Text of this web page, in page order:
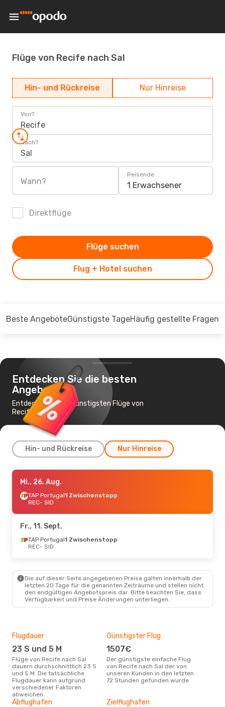
Flüge von Recife nach Sal
Hin- und Rückreise Nur Hinreise
Von?
Recife
Nach?
Sal
Wann?
Reisende
1 Erwachsener
Direktflüge
Flug + Hotel suchen
Flüge suchen
Beste AngeboteGünstigste TageHäufig gestellte Fragen
Entdecken Sie die besten
Angebote
Entdecken Sie die günstigsten Flüge von
Recife nach Sal
Hin- und Rückreise Nur Hinreise
Mi., 21. Okt.- Sa., 24. Okt.
TAP Portugal
1 Zwischenstopp
TAP Portugal
1 Zwischenstopp
SID - REC
1 Zwischenstopp
REC- SID
TAP Portugal
1 Zwischenstopp
SID- REC
TAP Portugal
1 Zwischenstopp
REC - SID
TAP Portugal
1 Zwischenstopp
SID - REC
Mi., 9. Sept. - Mo., 14. Sept.
Mi., 26. Aug.
TAP Portugal1 Zwischenstopp
REC- SID
Fr., 11. Sept.
TAP Portugal1 Zwischenstopp
REC- SID
Die auf dieser Seite angegebenen Preise galten innerhalb der
letzten 20 Tage für die genannten Zeiträume und stellen nicht
den endgültigen Angebotspreis dar. Bitte beachten Sie, dass
Verfügbarkeit und Preise Änderungen unterliegen.
Flugdauer
23 S und 5 M
Flüge von Recife nach Sal
dauern durchschnittlich 23 S
und 5 M. Die tatsächliche
Flugdauer kann aufgrund
verschiedener Faktoren
abweichen.
Günstigster Flug
1507€
Der günstigste einfache Flug
von Recife nach Sal der von
unseren Kunden in den letzten
72 Stunden gefunden wurde
Abflughafen Zielflughafen